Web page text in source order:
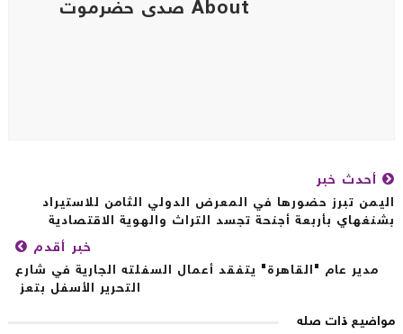
About صدى حضرموت
أحدث خبر
تبرز حضورها في المعرض الدولي الثامن للاستيراد
بأربعة أجنحة تجسد التراث والهوية الاقتصادية
خبر أقدم
مدير عام "القاهرة" يتفقد أعمال السفلته الجارية في شارع
التحرير الأسفل بتعز
ذات صله